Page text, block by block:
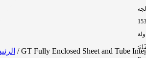
/ GT Fully Enclosed Sheet and Tube